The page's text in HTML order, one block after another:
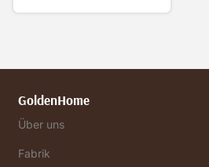
aus Holz über der
GoldenHome
Über uns
Fabrik